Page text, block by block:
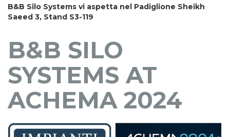
B&B Silo Systems vi aspetta nel Padiglione Sheikh
Saeed 3, Stand S3-119
B&B SILO
SYSTEMS AT
ACHEMA 2024